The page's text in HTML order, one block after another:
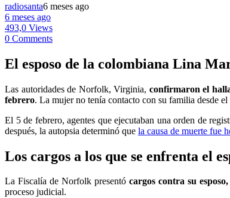
radiosanta6 meses ago
6 meses ago
493,0 Views
0 Comments
El esposo de la colombiana Lina
Las autoridades de Norfolk, Virginia, confirmaron el
febrero. La mujer no tenía contacto con su familia desde
El 5 de febrero, agentes que ejecutaban una orden de
después, la autopsia determinó que la causa de muerte fue
Los cargos a los que se enfrenta el
La Fiscalía de Norfolk presentó cargos contra su
proceso judicial.